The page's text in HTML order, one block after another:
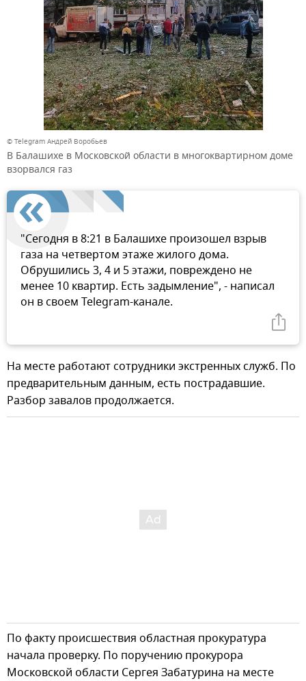
© Telegram Андрей Воробьев
В Балашихе в Московской области в многоквартирном доме
взорвался газ
"Сегодня в 8:21 в Балашихе произошел взрыв
газа на четвертом этаже жилого дома.
Обрушились 3, 4 и 5 этажи, повреждено не
менее 10 квартир. Есть задымление", - написал
он в своем Telegram-канале.
На месте работают сотрудники экстренных служб. По
предварительным данным, есть пострадавшие.
Разбор завалов продолжается.
По факту происшествия областная прокуратура
начала проверку. По поручению прокурора
Московской области Сергея Забатурина на месте